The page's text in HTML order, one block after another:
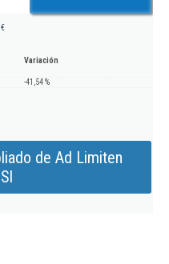
Variación
-41,54 %
de Ad Limiten